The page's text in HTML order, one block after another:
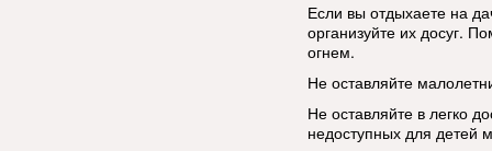
Если вы отдыхаете на
организуйте их досуг.
огнем.
Не оставляйте
Не оставляйте в легко
недоступных для детей